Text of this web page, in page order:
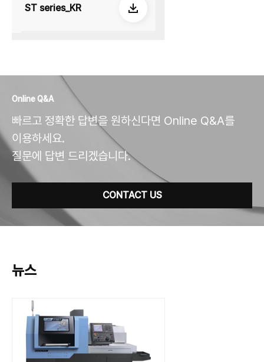
ST series_KR
Online Q&A
빠르고 정확한 답변을 원하신다면 Online Q&A를
이용하세요.
질문에 답변 드리겠습니다.
CONTACT US
뉴스